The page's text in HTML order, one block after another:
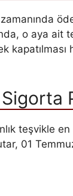
o aya ait
teşvikle
01